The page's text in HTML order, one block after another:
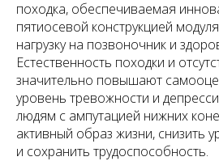
походка, обеспечиваемая
пятиосевой конструкцией
нагрузку на позвоночник и
Естественность походки и
значительно повышают
уровень тревожности и
людям с ампутацией нижних
активный образ жизни, снизить
и сохранить трудоспособность.